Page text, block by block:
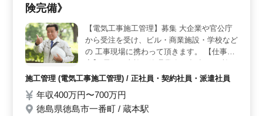
が提供されます。また、増員募集によりさらなるチャン
スが待っています。 ＜福利厚生と働きやすさ＞ 健
康保険・厚生年金・雇用保険・労災保険が整っており、
通勤手当も全額支給されます。週5日の勤務で、土日祝が
休みです。時間外勤務も1日平均1時間と、働きやすい環
境が整っています。
険完備》
【電気工事施工管理】募集 大企業や官公庁
から受注を受け、ビル・商業施設・学校など
の 工事現場に携わって頂きます。 【仕事内
図の作成 ・工事の工程、品質、安全管理 ・
者、是非ご応募ください! 50代、60代の方も
歓迎です。 【有資格者優遇】 ・1級電気工
施工管理 (電気工事施工管理) / 正社員・契約社員・派遣社員
年収400万円〜700万円
徳島県徳島市一番町 / 蔵本駅